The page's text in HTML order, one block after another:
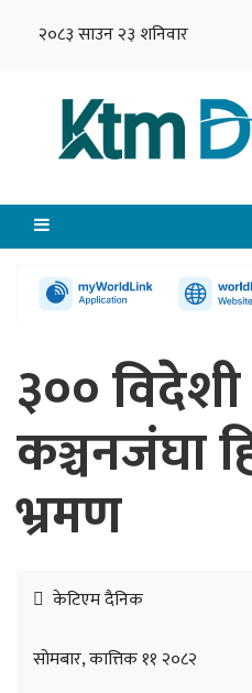
२०८३ साउन २३ शनिवार
३०० विदेशी
कञ्चनजंघा
भ्रमण
केटिएम दैनिक
सोमबार, कात्तिक ११ २०८२